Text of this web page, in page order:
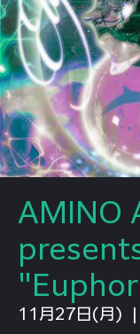
AMINO
11月27日(月)